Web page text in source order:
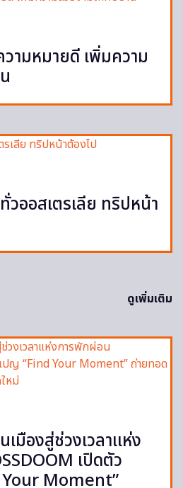
ามหมายดี เพิ่มความ
วออสเตรเลีย ทริปหน้า
ดูเพิ่มเติม
เมืองสู่ช่วงเวลาแห่ง
เปิดตัว
Moment”